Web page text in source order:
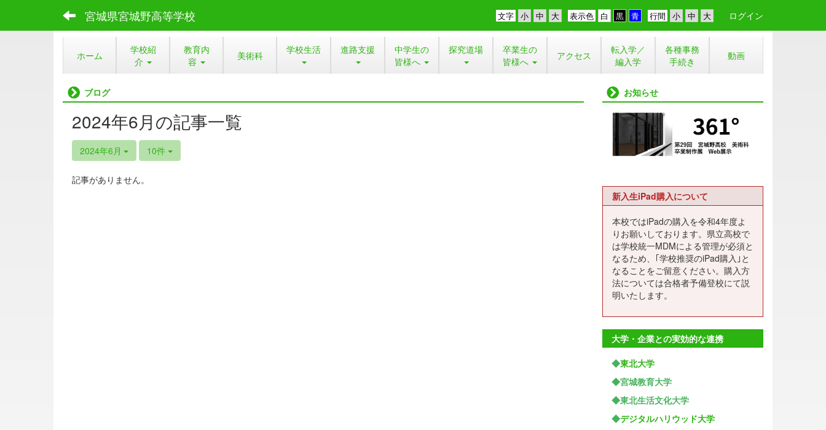
宮城県宮城野高等学校 行間
表示色
文字 ログイン
ホーム
学校紹
介
教育内
容
美術科 学校生活 進路支援
中学生の
皆様へ
探究道場
卒業生の
皆様へ
アクセス
転入学／
編入学
各種事務
手続き
動画
ブログ
2024年6月の記事一覧
2024年6月 10件
記事がありません。
お知らせ
新入生iPad購入について
本校ではiPadの購入を令和4年度よ
りお願いしております。県立高校で
は学校統一MDMによる管理が必須と
なるため、｢学校推奨のiPad購入｣と
なることをご留意ください。購入方
法については合格者予備登校にて説
明いたします。
大学・企業との実効的な連携
◆東北大学
◆宮城教育大学
◆東北生活文化大学
◆デジタルハリウッド大学